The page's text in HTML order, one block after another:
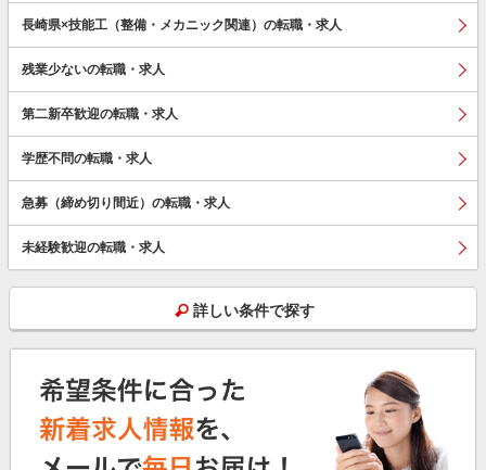
長崎県×技能工（整備・メカニック関連）の転職・求人
残業少ないの転職・求人
第二新卒歓迎の転職・求人
学歴不問の転職・求人
急募（締め切り間近）の転職・求人
未経験歓迎の転職・求人
詳しい条件で探す